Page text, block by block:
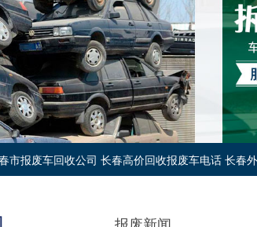
市报废车回收公司 长春高价回收报废车电话 长